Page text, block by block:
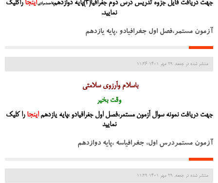
جهت دریافت فایل جزوه تدریس درس دوم جغرافیا(3)پایه دوازدهم،
احمدمرادیاینجاراکلیک
نمایید.
آزمون مستمر،فصل اول جغرافیادو ،پایه یازدهم
منتشر شده در جمعه, 29 مهر 1401 11:36
باسلام وآرزوی سلامتی
وقت بخیر
جهت دریافت نمونه سوال آزمون مستمر،فصل اول جغرافیادو ،پایه یازدهم اینجا را کلیک
نمایید
آزمون مستمردرس اول، جغرافیاسه ،پایه دوازدهم
منتشر شده در جمعه, 29 مهر 1401 11:29